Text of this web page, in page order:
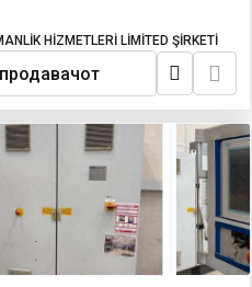
HİZMETLERİ LİMİTED ŞİRKETİ